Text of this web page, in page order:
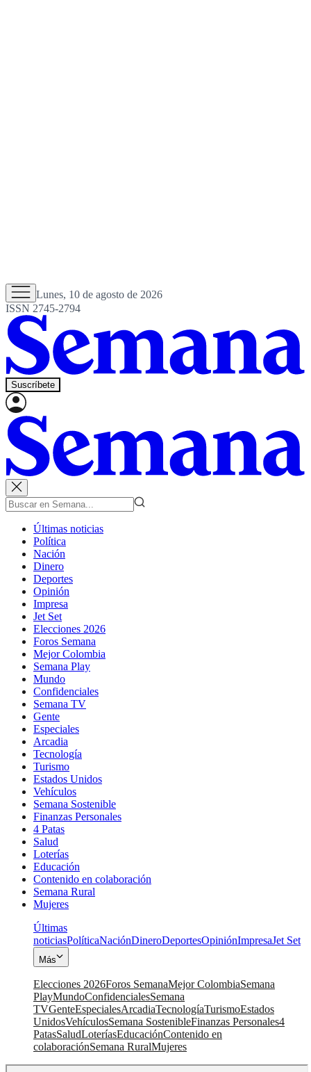
Lunes, 10 de agosto de 2026
ISSN 2745-2794
Suscríbete
Últimas noticias
Política
Nación
Dinero
Deportes
Opinión
Impresa
Jet Set
Elecciones 2026
Foros Semana
Mejor Colombia
Semana Play
Mundo
Confidenciales
Semana TV
Gente
Especiales
Arcadia
Tecnología
Turismo
Estados Unidos
Vehículos
Semana Sostenible
Finanzas Personales
4 Patas
Salud
Loterías
Educación
Contenido en colaboración
Semana Rural
Mujeres
Últimas
noticiasPolíticaNaciónDineroDeportesOpiniónImpresaJet Set
Más
Elecciones 2026Foros SemanaMejor ColombiaSemana
PlayMundoConfidencialesSemana
TVGenteEspecialesArcadiaTecnologíaTurismoEstados
UnidosVehículosSemana SostenibleFinanzas Personales4
PatasSaludLoteríasEducaciónContenido en
colaboraciónSemana RuralMujeres